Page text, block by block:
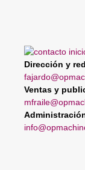
Dirección y
Ventas y